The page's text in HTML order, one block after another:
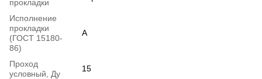
прокладки
Исполнение
прокладки
(ГОСТ 15180-
86)
А
Проход
условный, Ду
15